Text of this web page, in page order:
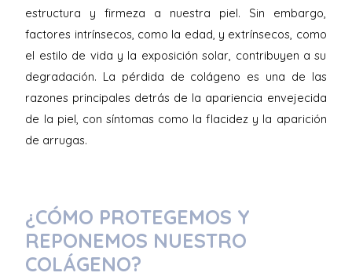
estructura y firmeza a nuestra piel. Sin embargo,
factores intrínsecos, como la edad, y extrínsecos, como
el estilo de vida y la exposición solar, contribuyen a su
degradación. La pérdida de colágeno es una de las
razones principales detrás de la apariencia envejecida
de la piel, con síntomas como la flacidez y la aparición
de arrugas.
¿CÓMO PROTEGEMOS Y
REPONEMOS NUESTRO
COLÁGENO?